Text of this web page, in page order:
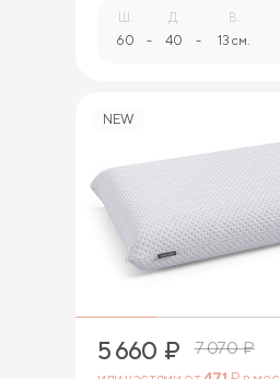
Ш.
60 -
Д.
40 -
В.
13 см.
NEW
1
5 660 ₽ 7 070₽